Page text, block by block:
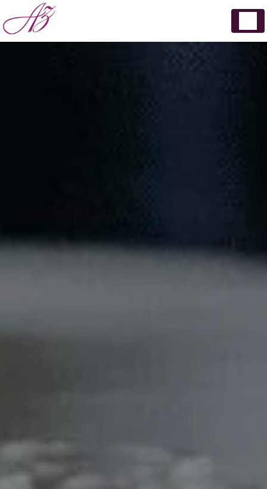
Panneau de gestion des cookies